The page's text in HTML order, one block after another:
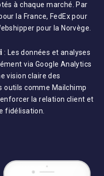
à chaque marché. Par
la France, FedEx pour
pour la Norvège.
: Les données et analyses
via Google Analytics
vision claire des
outils comme Mailchimp
la relation client et
fidélisation.